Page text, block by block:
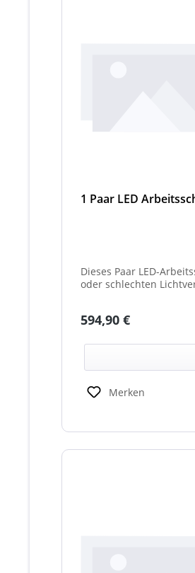
1 Paar LED
Dieses Paar LED-
oder schlechten
Regulärer Preis:
594,90 €
Merken